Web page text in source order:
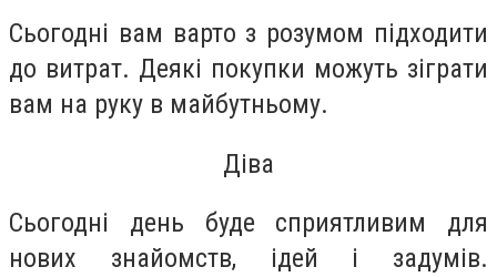
Сьогодні вам варто з розумом підходити
до витрат. Деякі покупки можуть зіграти
вам на руку в майбутньому.
Діва
Сьогодні день буде сприятливим для
нових знайомств, ідей і задумів.